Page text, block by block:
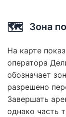
🗺️ Зона
На карте
оператора
обозначает
разрешено
Завершать
однако часть